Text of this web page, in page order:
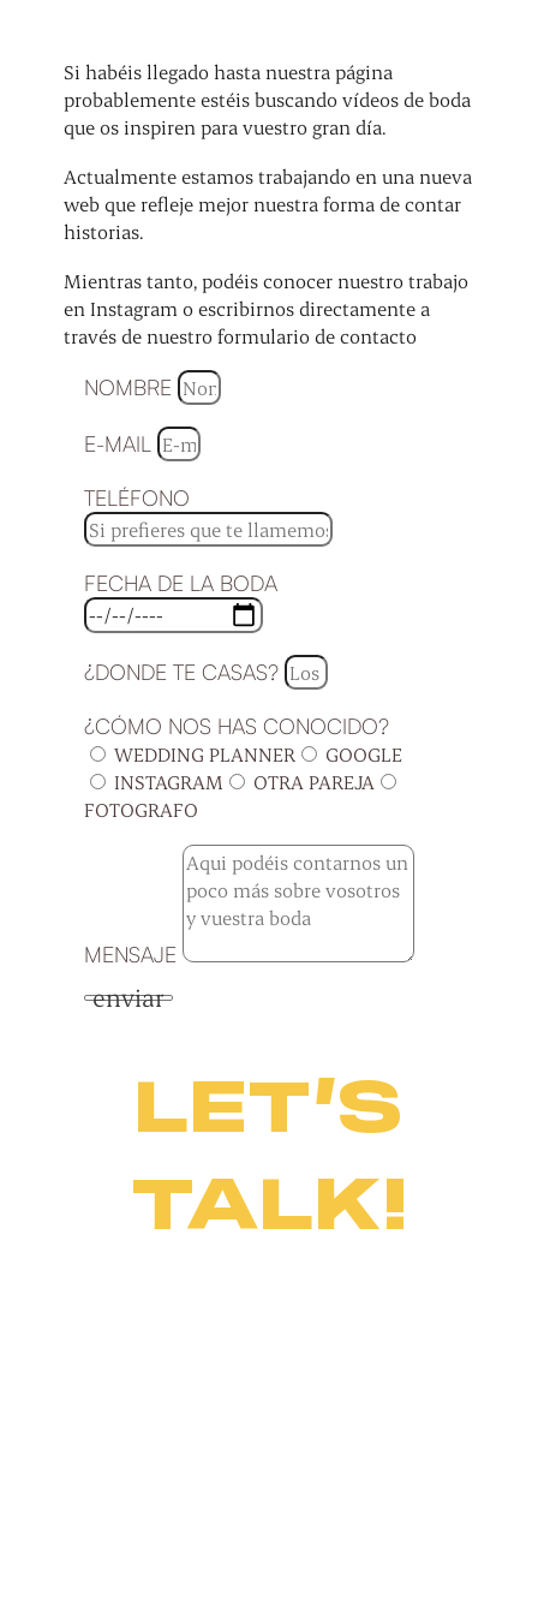
Si habéis llegado hasta nuestra página
probablemente estéis buscando vídeos de boda
que os inspiren para vuestro gran día.
Actualmente estamos trabajando en una nueva
web que refleje mejor nuestra forma de contar
historias.
Mientras tanto, podéis conocer nuestro trabajo
en Instagram o escribirnos directamente a
través de nuestro formulario de contacto
NOMBRE
E-MAIL
TELÉFONO
FECHA DE LA BODA
¿DONDE TE CASAS?
¿CÓMO NOS HAS CONOCIDO?
WEDDING PLANNER
GOOGLE
INSTAGRAM
OTRA PAREJA
FOTOGRAFO
MENSAJE
enviar
LET’S
TALK!